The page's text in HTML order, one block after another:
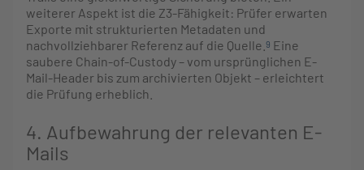
weiterer Aspekt ist die Z3-Fähigkeit: Prüfer erwarten
Exporte mit strukturierten Metadaten und
nachvollziehbarer Referenz auf die Quelle. 9 Eine
saubere Chain-of-Custody – vom ursprünglichen E-
Mail-Header bis zum archivierten Objekt – erleichtert
die Prüfung erheblich.
4. Aufbewahrung der relevanten E-
Mails